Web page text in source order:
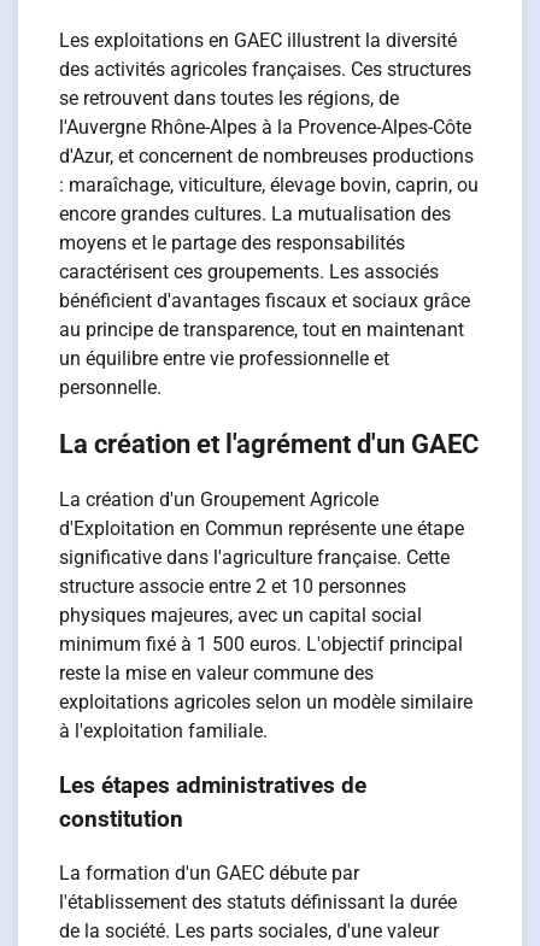
Les exploitations en GAEC illustrent la diversité
des activités agricoles françaises. Ces structures
se retrouvent dans toutes les régions, de
l'Auvergne Rhône-Alpes à la Provence-Alpes-Côte
d'Azur, et concernent de nombreuses productions
: maraîchage, viticulture, élevage bovin, caprin, ou
encore grandes cultures. La mutualisation des
moyens et le partage des responsabilités
caractérisent ces groupements. Les associés
bénéficient d'avantages fiscaux et sociaux grâce
au principe de transparence, tout en maintenant
un équilibre entre vie professionnelle et
personnelle.
La création et l'agrément d'un GAEC
La création d'un Groupement Agricole
d'Exploitation en Commun représente une étape
significative dans l'agriculture française. Cette
structure associe entre 2 et 10 personnes
physiques majeures, avec un capital social
minimum fixé à 1 500 euros. L'objectif principal
reste la mise en valeur commune des
exploitations agricoles selon un modèle similaire
à l'exploitation familiale.
Les étapes administratives de
constitution
La formation d'un GAEC débute par
l'établissement des statuts définissant la durée
de la société. Les parts sociales, d'une valeur